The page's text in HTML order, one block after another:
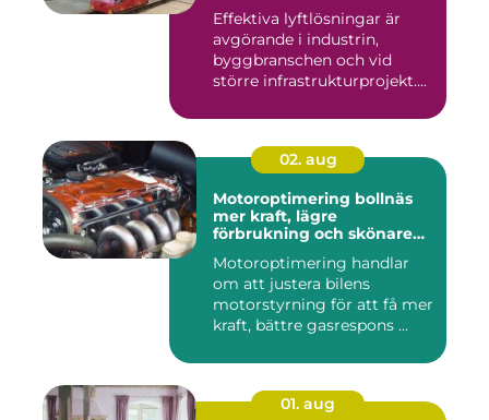
Effektiva lyftlösningar är
avgörande i industrin,
byggbranschen och vid
större infrastrukturprojekt....
02. aug
Motoroptimering bollnäs
mer kraft, lägre
förbrukning och skönare
Motoroptimering handlar
om att justera bilens
motorstyrning för att få mer
kraft, bättre gasrespons ...
01. aug